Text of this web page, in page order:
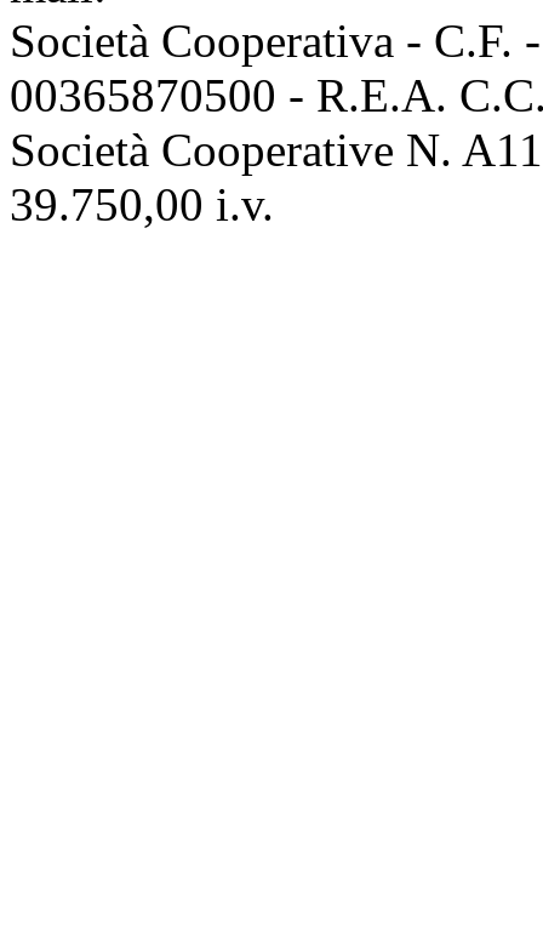
Società Cooperativa - C.F.
00365870500 - R.E.A.
Società Cooperative N.
39.750,00 i.v.